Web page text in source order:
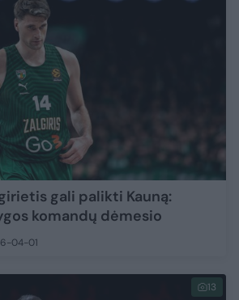
gali palikti Kauną:
komandų dėmesio
04-01
13